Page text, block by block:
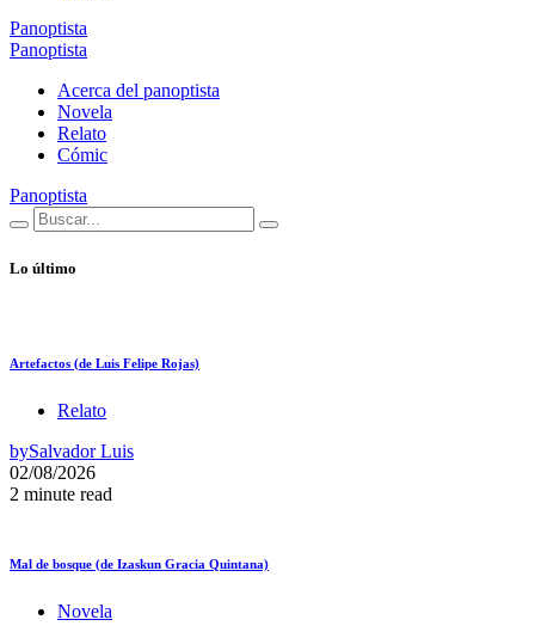
Panoptista
Panoptista
Acerca del panoptista
Novela
Relato
Cómic
Panoptista
Lo último
Artefactos (de Luis Felipe Rojas)
Relato
bySalvador Luis
02/08/2026
2 minute read
Mal de bosque (de Izaskun Gracia Quintana)
Novela